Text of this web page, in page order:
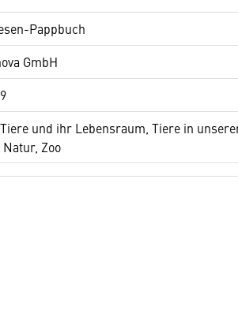
Pappbuch
GmbH
und ihr Lebensraum, Tiere in
Zoo